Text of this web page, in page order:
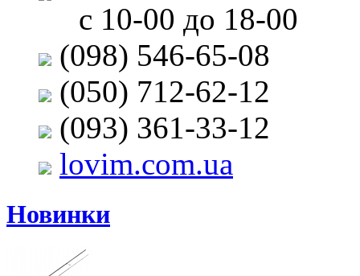
с 10-00 до 18-00
(098) 546-65-08
(050) 712-62-12
(093) 361-33-12
lovim.com.ua
Новинки